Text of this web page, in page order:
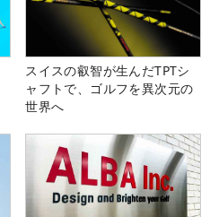
スイスの叡智が生んだTPTシ
ャフトで、ゴルフを異次元の
世界へ